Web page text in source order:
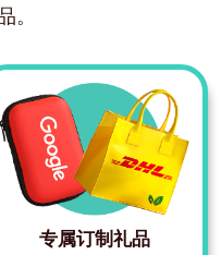
。
专属订制礼品